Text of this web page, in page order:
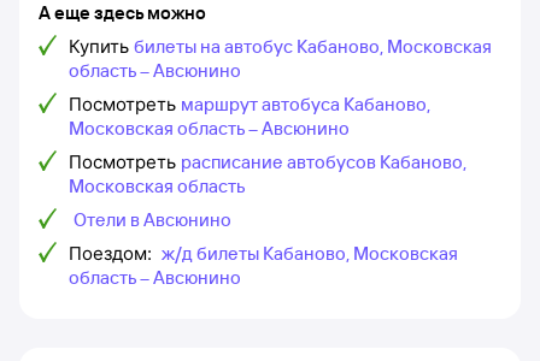
А еще здесь можно
Купить билеты на автобус Кабаново, Московская
область – Авсюнино
Посмотреть маршрут автобуса Кабаново,
Московская область – Авсюнино
Посмотреть расписание автобусов Кабаново,
Московская область
Отели в Авсюнино
Поездом: ж/д билеты Кабаново, Московская
область – Авсюнино